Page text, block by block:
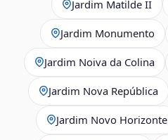
Jardim Matilde II
Jardim Monumento
Jardim Noiva da Colina
Jardim Nova República
Jardim Novo Horizonte